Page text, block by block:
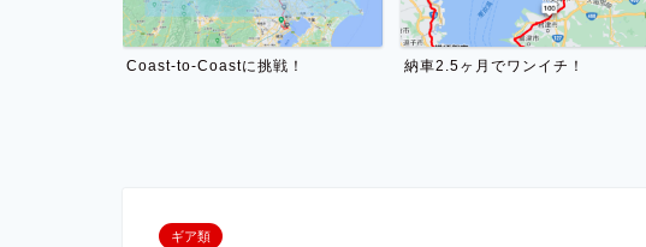
Coast-to-Coastに挑戦！ 納車2.5ヶ月でワンイチ！
ギア類